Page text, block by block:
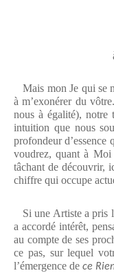
Mais mon Je qui se
à m’exonérer du
nous à égalité), notre
intuition que nous
profondeur d’essence
voudrez, quant à
tâchant de découvrir,
chiffre qui occupe
Si une Artiste a pris
a accordé intérêt,
au compte de ses
ce pas, sur lequel
l’émergence de ce